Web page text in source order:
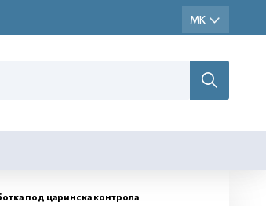
под царинска контрола